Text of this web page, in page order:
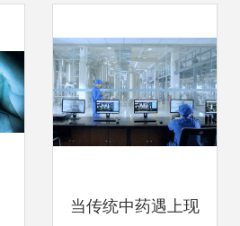
当传统中药遇上现